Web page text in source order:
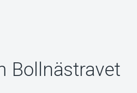
Bollnästravet